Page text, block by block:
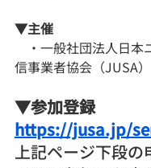
▼主催
　・一般社団法人日
信事業者協会（JUSA）
▼参加登録
https://jusa.jp/
上記ページ下段の